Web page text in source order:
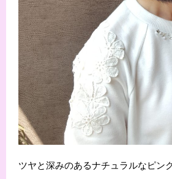
ツヤと深みのあるナチュラルなピン